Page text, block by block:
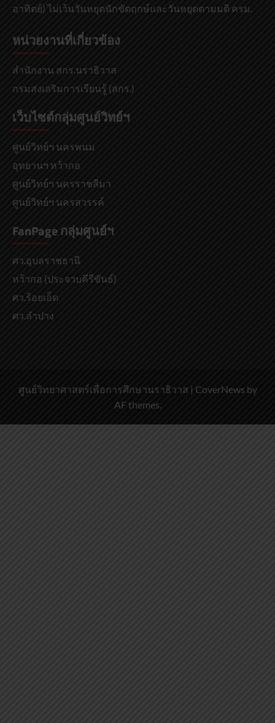
อาทิตย์) ไม่เว้นวันหยุดนักขัตฤกษ์และวันหยุดตามมติ ครม.
หน่วยงานที่เกี่ยวข้อง
สำนักงาน สกร.นราธิวาส
กรมส่งเสริมการเรียนรู้ (สกร.)
เว็บไซต์กลุ่มศูนย์วิทย์ฯ
ศูนย์วิทย์ฯ นครพนม
อุทยานฯ หว้ากอ
ศูนย์วิทย์ฯ นครราชสีมา
ศูนย์วิทย์ฯ นครสวรรค์
FanPage กลุ่มศูนย์ฯ
ศว.อุบลราชธานี
หว้ากอ (ประจวบคีรีขันธ์)
ศว.ร้อยเอ็ด
ศว.ลำปาง
ศูนย์วิทยาศาสตร์เพื่อการศึกษานราธิวาส | CoverNews by
AF themes.